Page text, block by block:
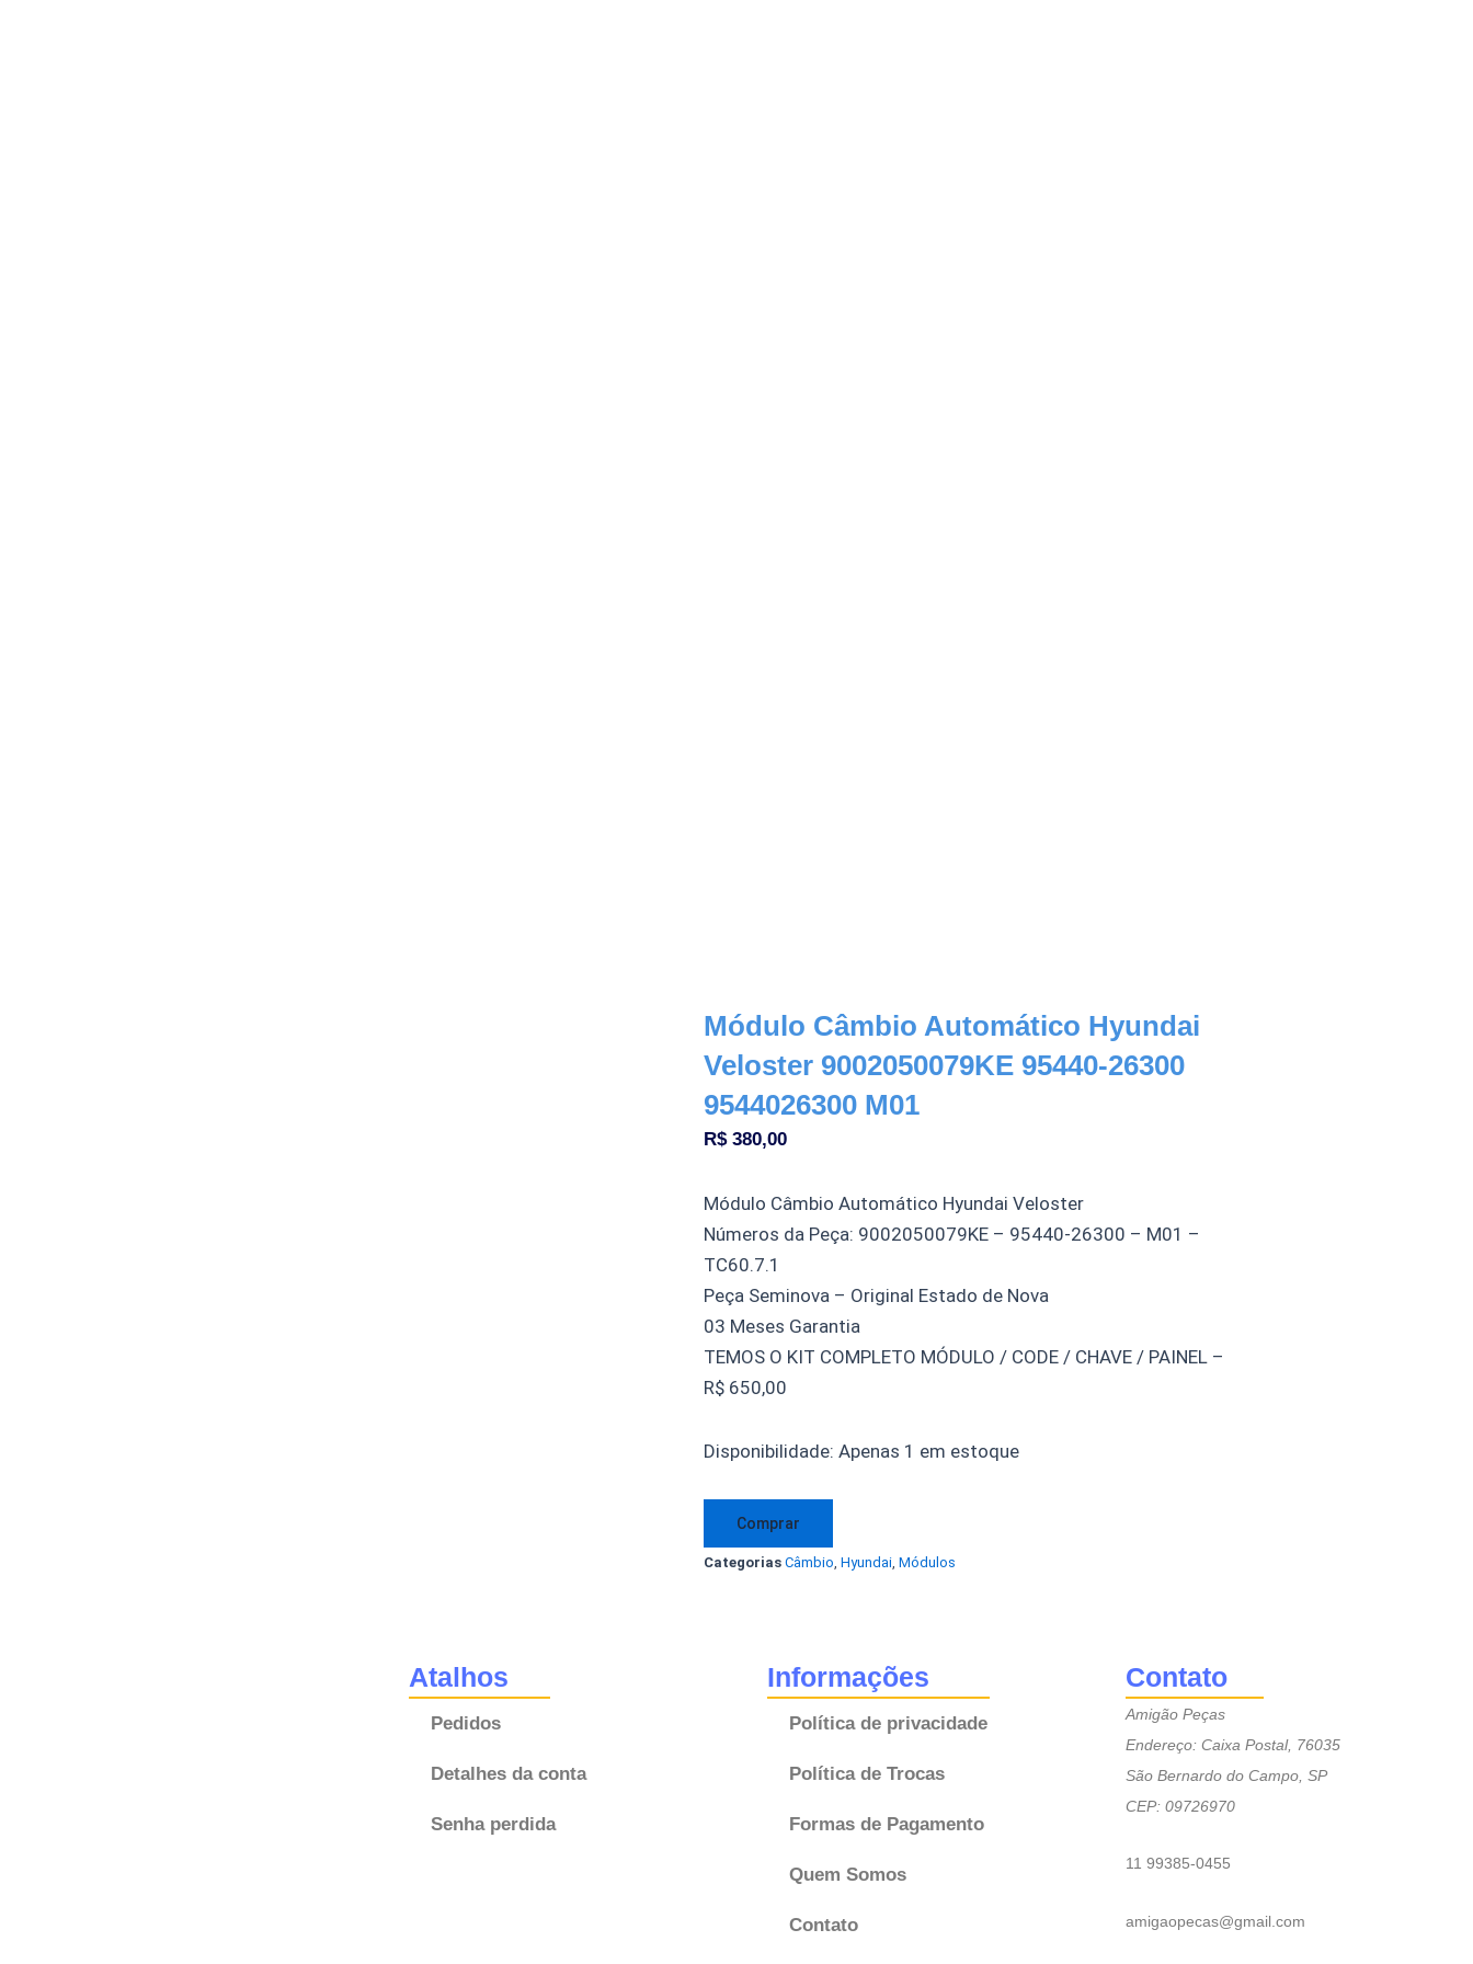
Módulo Câmbio Automático Hyundai
Veloster 9002050079KE 95440-26300
9544026300 M01
R$380,00
Módulo Câmbio Automático Hyundai Veloster
Números da Peça: 9002050079KE – 95440-26300 – M01 –
TC60.7.1
Peça Seminova – Original Estado de Nova
03 Meses Garantia
TEMOS O KIT COMPLETO MÓDULO / CODE / CHAVE / PAINEL –
R$ 650,00
Disponibilidade: Apenas 1 em estoque
Módulo
Veloster
9544026300
Comprar
Categorias Câmbio Hyundai, Módulos
Atalhos
Pedidos
Detalhes da conta
Senha perdida
Informações
Política de privacidade
Política de Trocas
Formas de Pagamento
Quem Somos
Contato
Contato
Amigão Peças
Endereço: Caixa Postal, 76035
São Bernardo do Campo, SP
CEP: 09726970
11 99385-0455
amigaopecas@gmail.com